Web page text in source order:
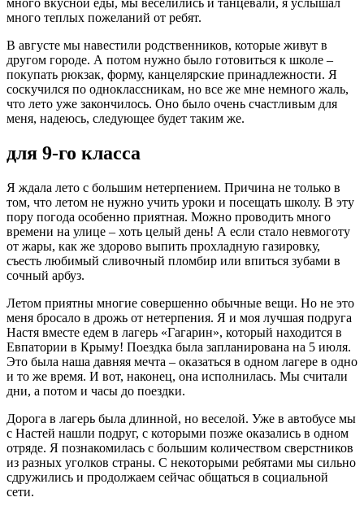
много вкусной еды, мы веселились и танцевали, я услышал
много теплых пожеланий от ребят.
В августе мы навестили родственников, которые живут в
другом городе. А потом нужно было готовиться к школе –
покупать рюкзак, форму, канцелярские принадлежности. Я
соскучился по одноклассникам, но все же мне немного жаль,
что лето уже закончилось. Оно было очень счастливым для
меня, надеюсь, следующее будет таким же.
для 9-го класса
Я ждала лето с большим нетерпением. Причина не только в
том, что летом не нужно учить уроки и посещать школу. В эту
пору погода особенно приятная. Можно проводить много
времени на улице – хоть целый день! А если стало невмоготу
от жары, как же здорово выпить прохладную газировку,
съесть любимый сливочный пломбир или впиться зубами в
сочный арбуз.
Летом приятны многие совершенно обычные вещи. Но не это
меня бросало в дрожь от нетерпения. Я и моя лучшая подруга
Настя вместе едем в лагерь «Гагарин», который находится в
Евпатории в Крыму! Поездка была запланирована на 5 июля.
Это была наша давняя мечта – оказаться в одном лагере в одно
и то же время. И вот, наконец, она исполнилась. Мы считали
дни, а потом и часы до поездки.
Дорога в лагерь была длинной, но веселой. Уже в автобусе мы
с Настей нашли подруг, с которыми позже оказались в одном
отряде. Я познакомилась с большим количеством сверстников
из разных уголков страны. С некоторыми ребятами мы сильно
сдружились и продолжаем сейчас общаться в социальной
сети.